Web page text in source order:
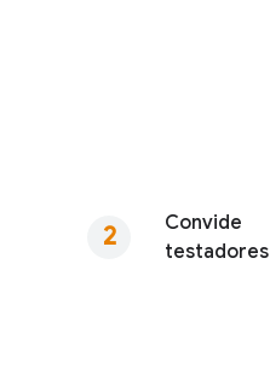
Convide
testadores